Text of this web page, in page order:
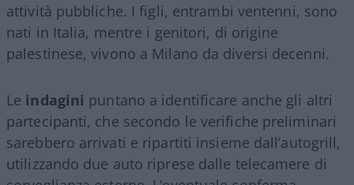
attività pubbliche. I figli, entrambi ventenni, sono
nati in Italia, mentre i genitori, di origine
palestinese, vivono a Milano da diversi decenni.
Le indagini puntano a identificare anche gli altri
partecipanti, che secondo le verifiche preliminari
sarebbero arrivati e ripartiti insieme dall’autogrill,
utilizzando due auto riprese dalle telecamere di